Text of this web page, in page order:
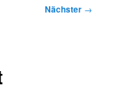
Nächster →